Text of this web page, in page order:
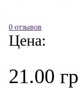
0 отзывов
Цена:
21.00